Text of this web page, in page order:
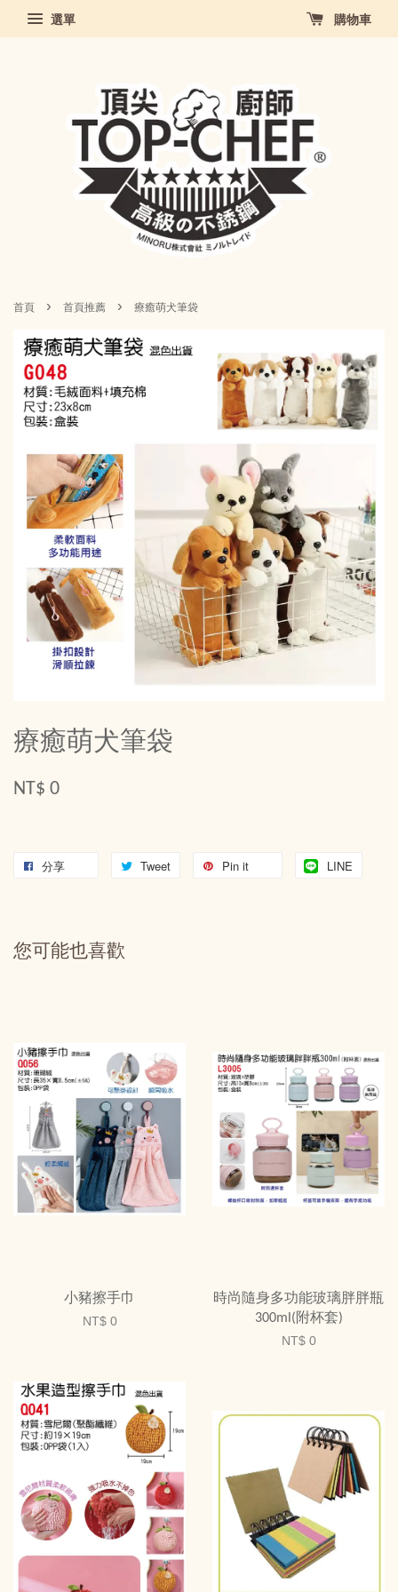
選單 購物車
首頁 › 首頁推薦 › 療癒萌犬筆袋
療癒萌犬筆袋
NT$ 0
分享 Tweet Pin it LINE
您可能也喜歡
小豬擦手巾
NT$ 0
時尚隨身多功能玻璃胖胖瓶
300ml(附杯套)
NT$ 0